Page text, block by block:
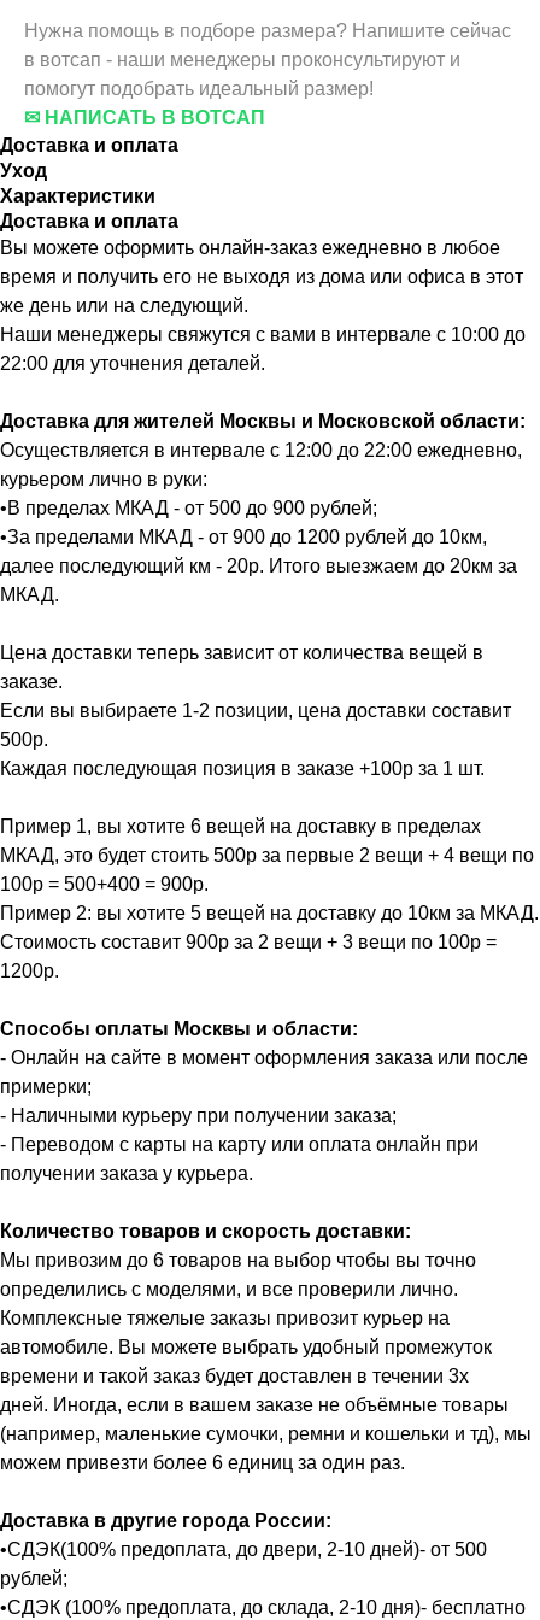
Нужна помощь в подборе размера? Напишите сейчас
в вотсап - наши менеджеры проконсультируют и
помогут подобрать идеальный размер!
✉ НАПИСАТЬ В ВОТСАП
Доставка и оплата
Уход
Характеристики
Доставка и оплата
Вы можете оформить онлайн-заказ ежедневно в любое
время и получить его не выходя из дома или офиса в этот
же день или на следующий.
Наши менеджеры свяжутся с вами в интервале с 10:00 до
22:00 для уточнения деталей.
Доставка для жителей Москвы и Московской области:
Осуществляется в интервале с 12:00 до 22:00 ежедневно,
курьером лично в руки:
•В пределах МКАД - от 500 до 900 рублей;
•За пределами МКАД - от 900 до 1200 рублей до 10км,
далее последующий км - 20р. Итого выезжаем до 20км за
МКАД.
Цена доставки теперь зависит от количества вещей в
заказе.
Если вы выбираете 1-2 позиции, цена доставки составит
500р.
Каждая последующая позиция в заказе +100р за 1 шт.
Пример 1, вы хотите 6 вещей на доставку в пределах
МКАД, это будет стоить 500р за первые 2 вещи + 4 вещи по
100р = 500+400 = 900р.
Пример 2: вы хотите 5 вещей на доставку до 10км за МКАД.
Стоимость составит 900р за 2 вещи + 3 вещи по 100р =
1200р.
Способы оплаты Москвы и области:
- Онлайн на сайте в момент оформления заказа или после
примерки;
- Наличными курьеру при получении заказа;
- Переводом с карты на карту или оплата онлайн при
получении заказа у курьера.
Количество товаров и скорость доставки:
Мы привозим до 6 товаров на выбор чтобы вы точно
определились с моделями, и все проверили лично.
Комплексные тяжелые заказы привозит курьер на
автомобиле. Вы можете выбрать удобный промежуток
времени и такой заказ будет доставлен в течении 3х
дней. Иногда, если в вашем заказе не объёмные товары
(например, маленькие сумочки, ремни и кошельки и тд), мы
можем привезти более 6 единиц за один раз.
Доставка в другие города России:
•СДЭК(100% предоплата, до двери, 2-10 дней)- от 500
рублей;
•СДЭК (100% предоплата, до склада, 2-10 дня)- бесплатно